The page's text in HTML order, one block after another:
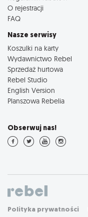
O rejestracji
FAQ
Nasze serwisy
Koszulki na karty
Wydawnictwo Rebel
Sprzedaż hurtowa
Rebel Studio
English Version
Planszowa Rebelia
Obserwuj nas!
Polityka prywatności